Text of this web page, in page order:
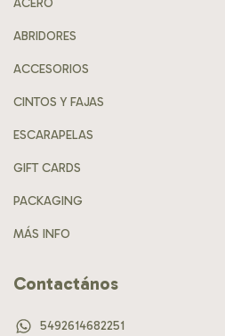
ACERO
ABRIDORES
ACCESORIOS
CINTOS Y FAJAS
ESCARAPELAS
GIFT CARDS
PACKAGING
MÁS INFO
Contactános
5492614682251